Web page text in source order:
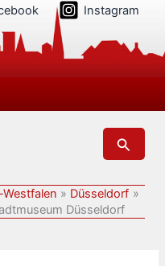
Instagram
Suchen
Düsseldorf
Düsseldorf